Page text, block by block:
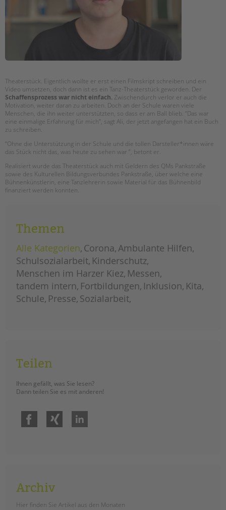
Theaterstück. Eigentlich wollte er erst einen Filmskript schreiben und ein
Video umsetzen, doch dann ist es ein Tanz-Theaterstück geworden. Der
Schaffensprozess war nicht einfach. Zwischendurch verlor er auch die
Motivation, weiter daran zu arbeiten. Doch an der Schule waren viele
Menschen, die ihn weiter unterstützten, so dass er am Ball blieb. “Das war
eine einmalige Erfahrung für mich”, sagt Ali, der jetzt angefangen hat ein Buch
zu schreiben.
“Ohne die Unterstützung in der Schule und die tollen Darsteller*innen wäre
das Stück nicht das, was heute zu sehen war ”, betont er.
Realisiert wurde das Theaterstück auch mit Geldern des QMs Pankstraße
sowie des Kulturellen Bildungsverbundes Pankstraße, über welche eine
Bühnenkünstlerin, eine Tanzlehrerin sowie Material für das Bühnenbild
finanziert werden konnten.
Themen
Alle Kategorien Corona Ambulante Hilfen
Schulsozialarbeit Kinderschutz
Menschen im Harzer Kiez Messen
tandem intern Fortbildungen Inklusion Kita
Schule Presse Sozialarbeit
Teilen
Ihnen gefällt, was Sie lesen?
Dann teilen Sie es mit anderen!
Facebook
Archiv
Hier finden Sie Artikel aus den Monaten